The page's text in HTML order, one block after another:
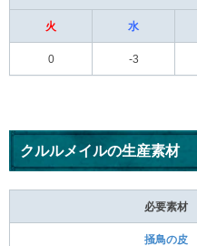
火 水
0 -3
クルルメイルの生産素材
必要素材
掻鳥の皮